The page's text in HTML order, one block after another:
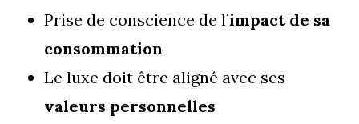
Prise de conscience de l’impact de sa
consommation
Le luxe doit être aligné avec ses
valeurs personnelles